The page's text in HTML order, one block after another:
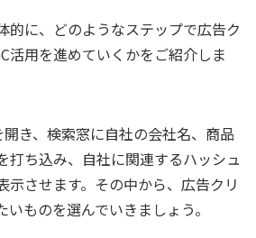
的に、どのようなステップで広告ク
活用を進めていくかをご紹介しま
き、検索窓に自社の会社名、商品
打ち込み、自社に関連するハッシュ
示させます。その中から、広告クリ
ものを選んでいきましょう。